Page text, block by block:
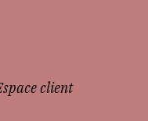
client